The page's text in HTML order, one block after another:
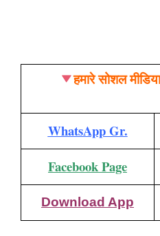
हमारे सोशल
WhatsApp Gr.
Facebook Page
Download App